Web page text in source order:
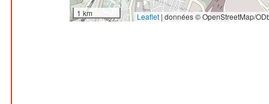
1 km Leaflet | données © OpenStreetMap/